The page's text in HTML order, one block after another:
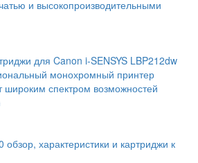
и высокопроизводительными
для Canon i-SENSYS LBP212dw
монохромный принтер
спектром возможностей
характеристики и картриджи к